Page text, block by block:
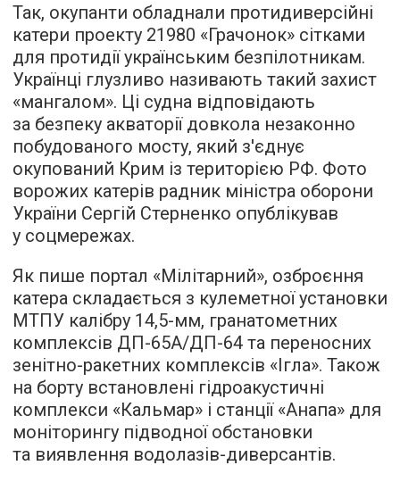
Так, окупанти обладнали протидиверсійні
катери проекту 21980 «Грачонок» сітками
для протидії українським безпілотникам.
Українці глузливо називають такий захист
«мангалом». Ці судна відповідають
за безпеку акваторії довкола незаконно
побудованого мосту, який з'єднує
окупований Крим із територією РФ. Фото
ворожих катерів радник міністра оборони
України Сергій Стерненко опублікував
у соцмережах.
Як пише портал «Мілітарний», озброєння
катера складається з кулеметної установки
МТПУ калібру 14,5-мм, гранатометних
комплексів ДП-65А/ДП-64 та переносних
зенітно-ракетних комплексів «Ігла». Також
на борту встановлені гідроакустичні
комплекси «Кальмар» і станції «Анапа» для
моніторингу підводної обстановки
та виявлення водолазів-диверсантів.